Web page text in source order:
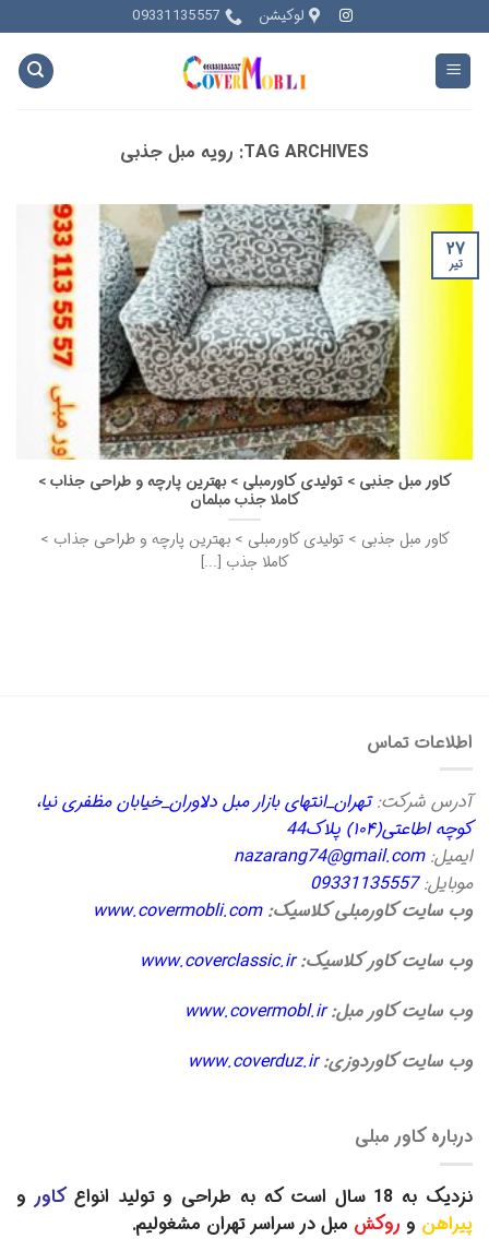
to
content
لوکیشن 09331135557
TAG ARCHIVES: رویه مبل جذبی
کاور مبل جذبی > تولیدی کاورمبلی > بهترین پارچه و طراحی جذاب >
کاملا جذب مبلمان
کاور مبل جذبی > تولیدی کاورمبلی > بهترین پارچه و طراحی جذاب >
کاملا جذب [...]
۲۷
تیر
اطلاعات تماس
آدرس شرکت:تهران_انتهای بازار مبل دلاوران_خیابان مظفری نیا،
کوچه اطاعتی(۱۰۴) پلاک44
ایمیل:nazarang74@gmail.com
موبایل:09331135557
وب سایت کاورمبلی کلاسیک: www.covermobli.com
وب سایت کاور کلاسیک: www.coverclassic.ir
وب سایت کاور مبل: www.covermobl.ir
وب سایت کاوردوزی: www.coverduz.ir
درباره کاور مبلی
نزدیک به 18 سال است که به طراحی و تولید انواع کاور و
پیراهن و روکش مبل در سراسر تهران مشغولیم.